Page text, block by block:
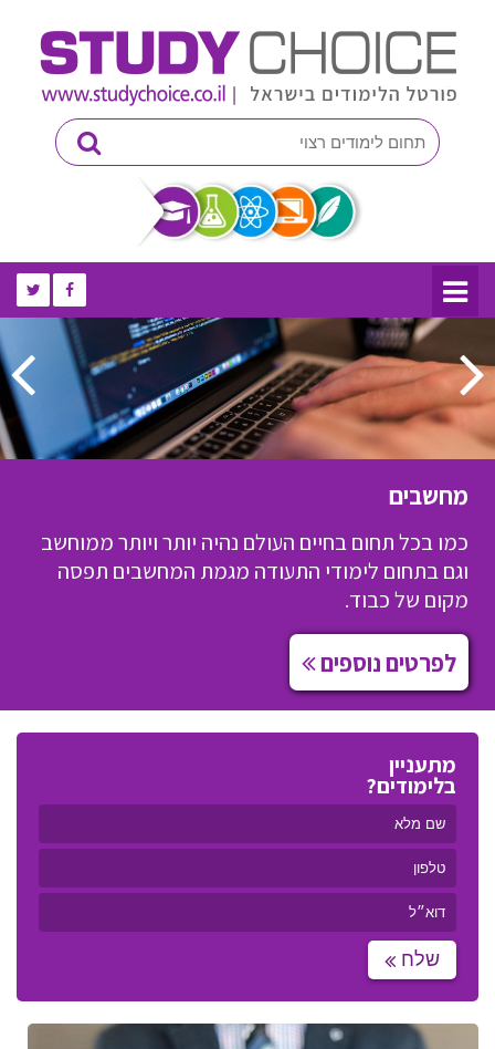
מחשבים
כמו בכל תחום בחיים העולם נהיה יותר ויותר ממוחשב
וגם בתחום לימודי התעודה מגמת המחשבים תפסה
מקום של כבוד.
לפרטים נוספים
מתעניין
בלימודים?
שלח